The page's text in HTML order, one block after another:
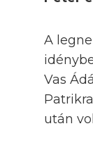
A
Vas
után